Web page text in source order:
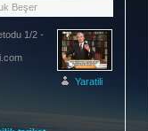
Beşer
1/2 -
Yaratili